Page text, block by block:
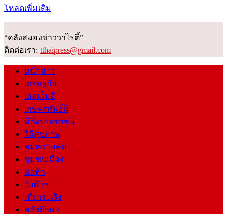
โหลดเพิ่มเติม
“คลังสมองข่าววาไรตี้”
ติดต่อเรา: tthaipress@gmail.com
หน้าข่าว
เศรษฐกิจ
เอสเอ็มอี
เกษตรพันธุ์ดี
ที่พึ่งประชาชน
วิถีสุขภาพ
คมความคิด
ชุมชนเมือง
ช่อฟ้า
วัยต๊าช
เที่ยวระเริง
คลังศึกษา